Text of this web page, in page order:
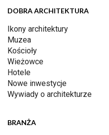
DOBRA ARCHITEKTURA
Ikony architektury
Muzea
Kościoły
Wieżowce
Hotele
Nowe inwestycje
Wywiady o architekturze
BRANŻA